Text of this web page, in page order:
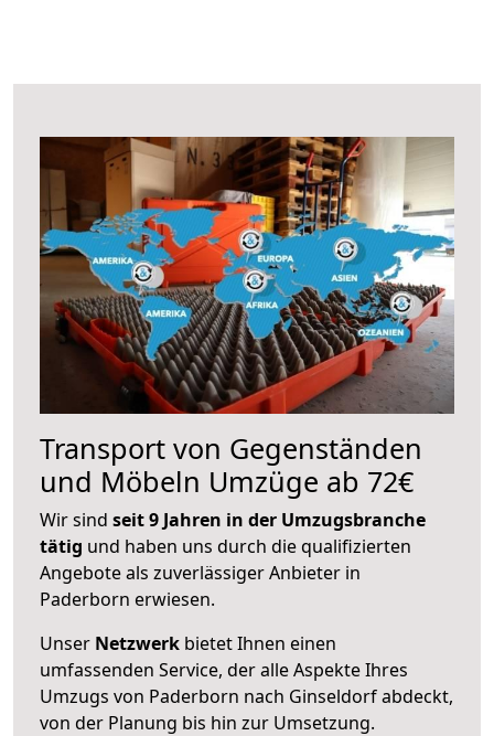
Transport von Gegenständen
und Möbeln Umzüge ab 72€
Wir sind seit 9 Jahren in der Umzugsbranche
tätig und haben uns durch die qualifizierten
Angebote als zuverlässiger Anbieter in
Paderborn erwiesen.
Unser Netzwerk bietet Ihnen einen
umfassenden Service, der alle Aspekte Ihres
Umzugs von Paderborn nach Ginseldorf abdeckt,
von der Planung bis hin zur Umsetzung.